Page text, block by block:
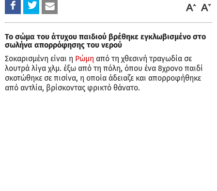
Το σώμα του άτυχου παιδιού βρέθηκε εγκλωβισμένο στο
σωλήνα απορρόφησης του νερού
Σοκαρισμένη είναι η Ρώμη από τη χθεσινή τραγωδία σε
λουτρά λίγα χλμ. έξω από τη πόλη, όπου ένα 8χρονο παιδί
σκοτώθηκε σε πισίνα, η οποία άδειαζε και απορροφήθηκε
από αντλία, βρίσκοντας φρικτό θάνατο.